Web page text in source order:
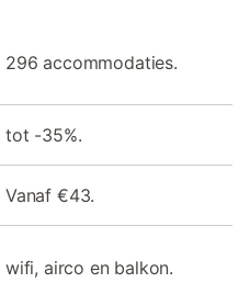
296 accommodaties.
tot -35%.
Vanaf €43.
wifi, airco en balkon.